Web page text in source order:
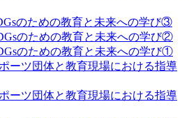
のための教育と未来への学び③
のための教育と未来への学び②
のための教育と未来への学び①
ーツ団体と教育現場における指導
ーツ団体と教育現場における指導